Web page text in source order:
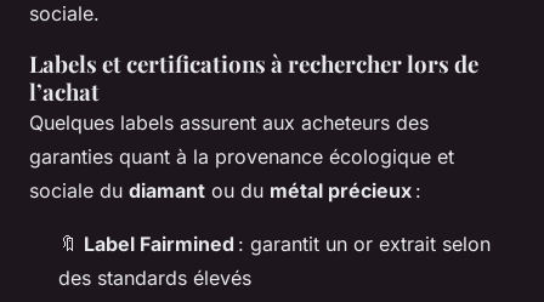
sociale.
Labels et certifications à rechercher lors de
l’achat
Quelques labels assurent aux acheteurs des
garanties quant à la provenance écologique et
sociale du diamant ou du métal précieux :
🔖 Label Fairmined : garantit un or extrait selon
des standards élevés